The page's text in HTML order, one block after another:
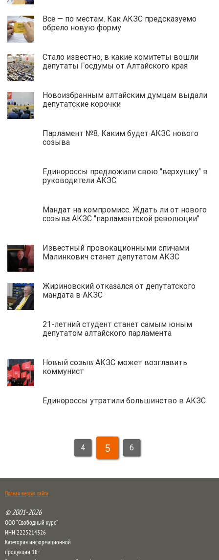
Все — по местам. Как АКЗС предсказуемо
обрело новую форму
Стало известно, в какие комитеты вошли
депутаты Госдумы от Алтайского края
Новоизбранным алтайским думцам выдали
депутатские корочки
Парламент №8. Каким будет АКЗС нового
созыва
Единороссы предложили свою "верхушку" в
руководители АКЗС
Мандат на компромисс. Ждать ли от нового
созыва АКЗС "парламентской революции"
Известный провокационными спичами
Малинкович станет депутатом АКЗС
Жириновский отказался от депутатского
мандата в АКЗС
21-летний студент станет самым юным
депутатом алтайского парламента
Новый созыв АКЗС может возглавить
коммунист
Единороссы утратили большинство в АКЗС
4 5 6
Полная версия сайта
© 2001-2026
ООО “Свободный курс”
ИНН 2225214326
Категория информационной
продукции 18+